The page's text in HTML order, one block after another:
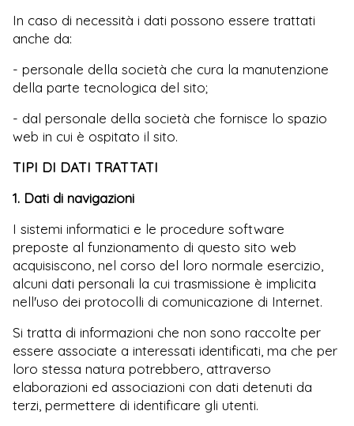
In caso di necessità i dati possono essere trattati
anche da:
- personale della società che cura la manutenzione
della parte tecnologica del sito;
- dal personale della società che fornisce lo spazio
web in cui è ospitato il sito.
TIPI DI DATI TRATTATI
1. Dati di navigazioni
I sistemi informatici e le procedure software
preposte al funzionamento di questo sito web
acquisiscono, nel corso del loro normale esercizio,
alcuni dati personali la cui trasmissione è implicita
nell'uso dei protocolli di comunicazione di Internet.
Si tratta di informazioni che non sono raccolte per
essere associate a interessati identificati, ma che per
loro stessa natura potrebbero, attraverso
elaborazioni ed associazioni con dati detenuti da
terzi, permettere di identificare gli utenti.